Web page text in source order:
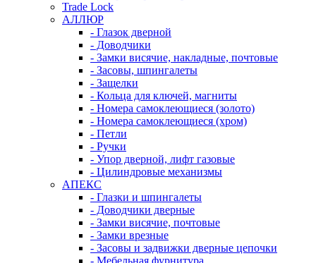
Trade Lock
АЛЛЮР
- Глазок дверной
- Доводчики
- Замки висячие, накладные, почтовые
- Засовы, шпингалеты
- Защелки
- Кольца для ключей, магниты
- Номера самоклеющиеся (золото)
- Номера самоклеющиеся (хром)
- Петли
- Ручки
- Упор дверной, лифт газовые
- Цилиндровые механизмы
АПЕКС
- Глазки и шпингалеты
- Доводчики дверные
- Замки висячие, почтовые
- Замки врезные
- Засовы и задвижки дверные цепочки
- Мебельная фурнитура